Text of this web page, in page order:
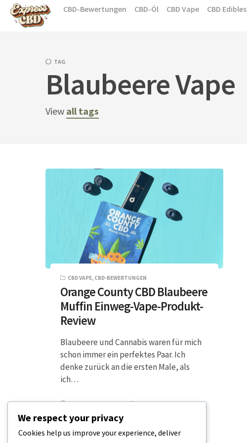
Skip
CBD-Bewertungen CBD-Öl CBD Vape CBD Edibles
TAG
Blaubeere Vape
View all tags
CBD VAPE, CBD-BEWERTUNGEN
Orange County CBD Blaubeere
Muffin Einweg-Vape-Produkt-
Review
Blaubeere und Cannabis waren für mich
schon immer ein perfektes Paar. Ich
denke zurück an die ersten Male, als
ich…
2 MINUTEN LESEZEIT 22. FEBRUAR 2024
We respect your privacy
Cookies help us improve your experience, deliver